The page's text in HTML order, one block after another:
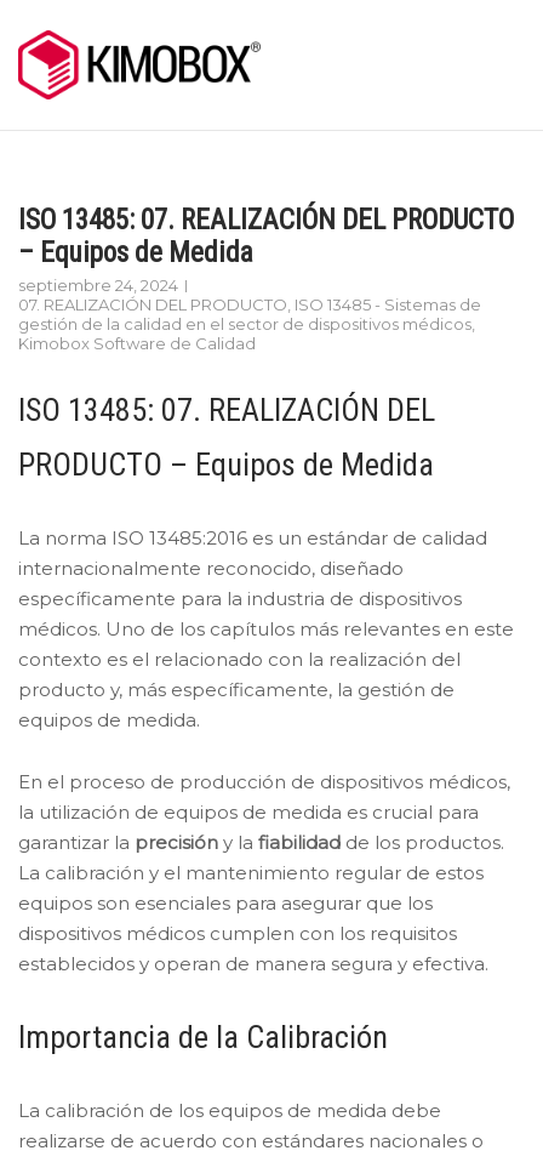
to
content
ISO 13485: 07. REALIZACIÓN DEL PRODUCTO
– Equipos de Medida
septiembre 24, 2024
07. REALIZACIÓN DEL PRODUCTO ISO 13485 - Sistemas de
gestión de la calidad en el sector de dispositivos médicos
Kimobox Software de Calidad
ISO 13485: 07. REALIZACIÓN DEL
PRODUCTO – Equipos de Medida
La norma ISO 13485:2016 es un estándar de calidad
internacionalmente reconocido, diseñado
específicamente para la industria de dispositivos
médicos. Uno de los capítulos más relevantes en este
contexto es el relacionado con la realización del
producto y, más específicamente, la gestión de
equipos de medida.
En el proceso de producción de dispositivos médicos,
la utilización de equipos de medida es crucial para
garantizar la precisión y la fiabilidad de los productos.
La calibración y el mantenimiento regular de estos
equipos son esenciales para asegurar que los
dispositivos médicos cumplen con los requisitos
establecidos y operan de manera segura y efectiva.
Importancia de la Calibración
La calibración de los equipos de medida debe
realizarse de acuerdo con estándares nacionales o